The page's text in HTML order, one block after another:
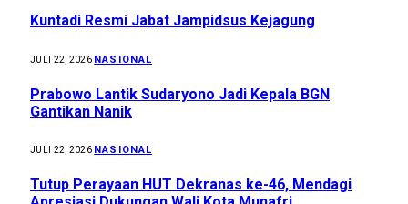
Kuntadi Resmi Jabat Jampidsus Kejagung
JULI 22, 2026 NASIONAL
Prabowo Lantik Sudaryono Jadi Kepala BGN
Gantikan Nanik
JULI 22, 2026 NASIONAL
Tutup Perayaan HUT Dekranas ke-46, Mendagi